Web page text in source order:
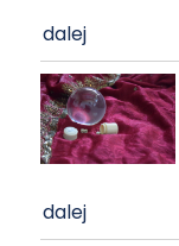
dalej
dalej